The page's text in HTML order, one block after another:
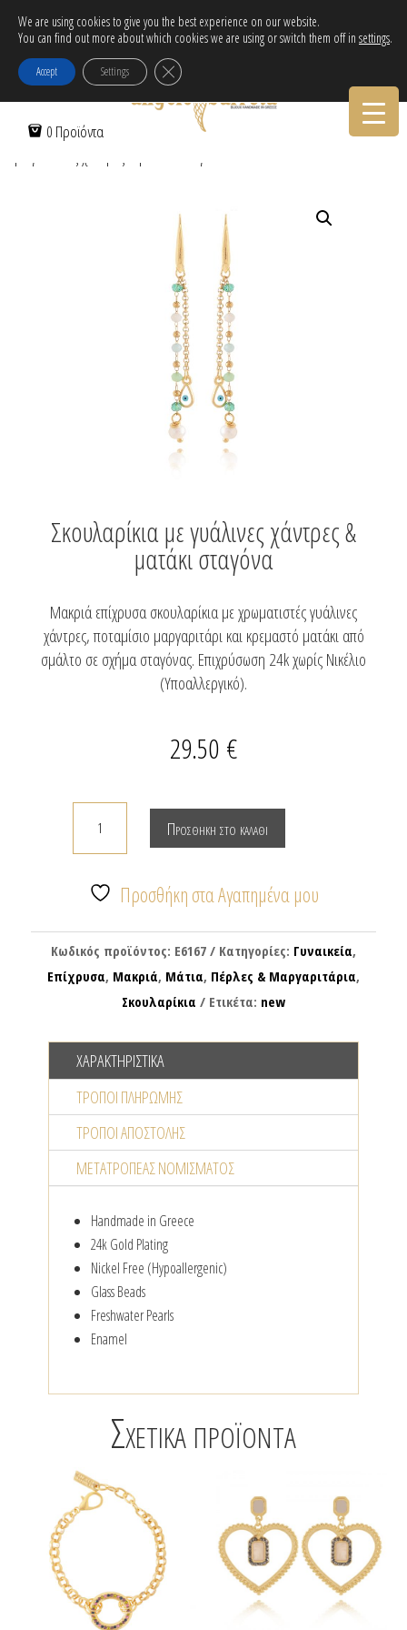
Δωρεάν αποστολή εντός Ελλάδας για αγορές άνω των 30€!
Tηλεφωνικες Παραγγελιες:30-2103222314
0 Προϊόντα
Αρχική Σελίδα/ Σκουλαρίκια
/ Σκουλαρίκια
Σκουλαρίκια με γυάλινες χάντρες &
ματάκι σταγόνα
Μακριά επίχρυσα σκουλαρίκια με χρωματιστές γυάλινες
χάντρες, ποταμίσιο μαργαριτάρι και κρεμαστό ματάκι από
σμάλτο σε σχήμα σταγόνας. Επιχρύσωση 24k χωρίς Νικέλιο
(Υποαλλεργικό).
29.50 €
χάντρες
ματάκι
σταγόνα
ποσότητα
Προσθήκη στο καλάθι
Προσθήκη στα Αγαπημένα μου
Κωδικός προϊόντος: E6167 Κατηγορίες: Γυναικεία,
Επίχρυσα, Μακριά, Μάτια, Πέρλες & Μαργαριτάρια,
Σκουλαρίκια
Ετικέτα: new
ΧΑΡΑΚΤΗΡΙΣΤΙΚΆ
ΤΡΌΠΟΙ ΠΛΗΡΩΜΉΣ
ΤΡΌΠΟΙ ΑΠΟΣΤΟΛΉΣ
ΜΕΤΑΤΡΟΠΈΑΣ NΟΜΊΣΜΑΤΟΣ
Handmade in Greece
24k Gold Plating
Nickel Free (Hypoallergenic)
Glass Beads
Freshwater Pearls
Enamel
Σχετικά προϊόντα
We are using cookies to give you the best experience on our website.
You can find out more about which cookies we are using or switch them off in settings.
Accept Settings Κλείσιμο του Cookie banner για το GDPR